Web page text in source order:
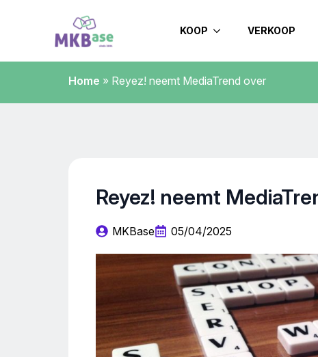
KOOP VERKOOP
Home » Reyez! neemt MediaTrend over
Reyez! neemt
MKBase 05/04/2025